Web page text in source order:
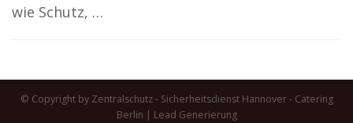
wie Schutz, …
© Copyright by Zentralschutz - Sicherheitsdienst Hannover - Catering
Berlin | Lead Generierung